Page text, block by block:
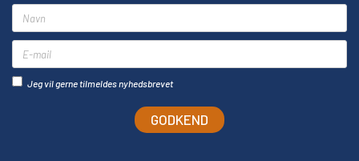
Jeg vil gerne tilmeldes nyhedsbrevet
GODKEND